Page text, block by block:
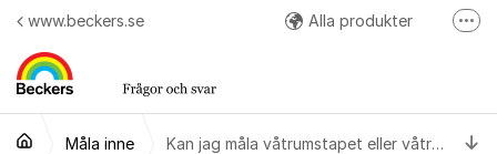
Hoppa till innehåll
www.beckers.se Alla produkter
Easy Colour App
Måla inne Kan jag måla våtrumstapet eller våtrumsmatta?